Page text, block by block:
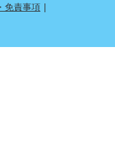
免責事項